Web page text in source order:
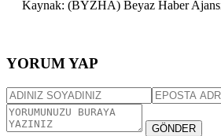
Kaynak: (BYZHA) Beyaz Haber
YORUM YAP
GÖNDER